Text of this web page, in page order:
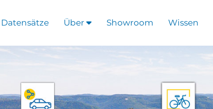
Datensätze Über Showroom Wissen